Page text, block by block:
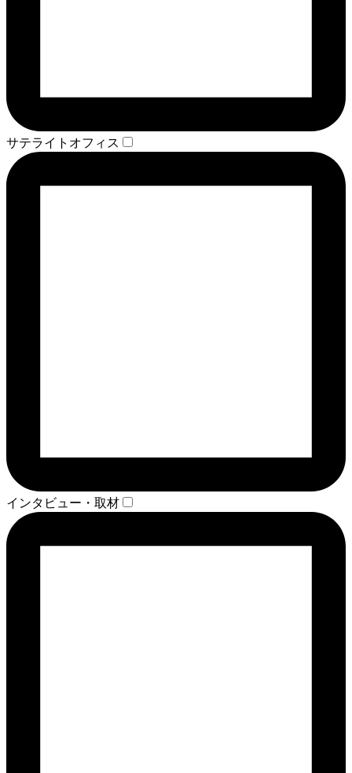
サテライトオフィス
インタビュー・取材